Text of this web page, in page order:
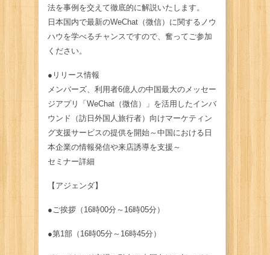
法を事例を交えて徹底的に解説いたします。
日本国内で最新のWeChat（微信）に関するノウ
ハウを学べるチャンスですので、奮ってご参加
ください。
●リリース情報
メンバーズ、利用者6億人の中国最大のメッセー
ジアプリ「WeChat（微信）」を活用したインバ
ウンド（訪日外国人旅行者）向けマーケティン
グ支援サービスの提供を開始～中国における日
本企業の情報発信や来店誘導を支援～
セミナー詳細
【アジェンダ】
●ご挨拶（16時00分～16時05分）
●第1部（16時05分～16時45分）